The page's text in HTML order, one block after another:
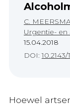
C.
Urgentie-
15.04.2018
DOI:
Hoewel